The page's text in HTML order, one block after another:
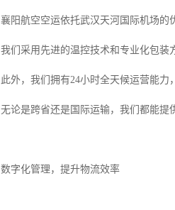
襄阳航空空运依托武汉天河国际机场的
我们采用先进的温控技术和专业化包装
此外，我们拥有24小时全天候运营能力
无论是跨省还是国际运输，我们都能提
数字化管理，提升物流效率